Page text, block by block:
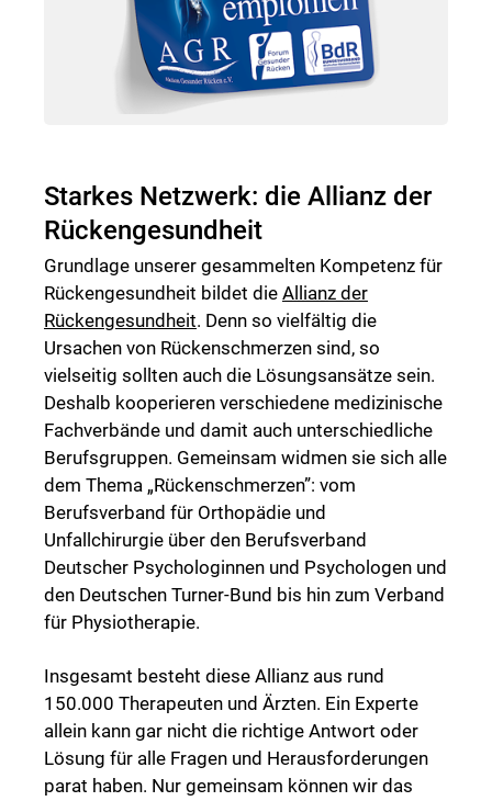
Starkes Netzwerk: die Allianz der
Rückengesundheit
Grundlage unserer gesammelten Kompetenz für
Rückengesundheit bildet die Allianz der
Rückengesundheit. Denn so vielfältig die
Ursachen von Rückenschmerzen sind, so
vielseitig sollten auch die Lösungsansätze sein.
Deshalb kooperieren verschiedene medizinische
Fachverbände und damit auch unterschiedliche
Berufsgruppen. Gemeinsam widmen sie sich alle
dem Thema „Rückenschmerzen”: vom
Berufsverband für Orthopädie und
Unfallchirurgie über den Berufsverband
Deutscher Psychologinnen und Psychologen und
den Deutschen Turner-Bund bis hin zum Verband
für Physiotherapie.
Insgesamt besteht diese Allianz aus rund
150.000 Therapeuten und Ärzten. Ein Experte
allein kann gar nicht die richtige Antwort oder
Lösung für alle Fragen und Herausforderungen
parat haben. Nur gemeinsam können wir das